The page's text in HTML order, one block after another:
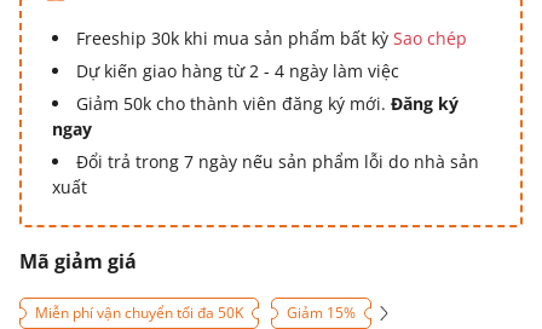
Freeship 30k khi mua sản phẩm bất kỳ Sao chép
Dự kiến giao hàng từ 2 - 4 ngày làm việc
Giảm 50k cho thành viên đăng ký mới. Đăng ký
ngay
Đổi trả trong 7 ngày nếu sản phẩm lỗi do nhà sản
xuất
Mã giảm giá
Miễn phí vận chuyển tối đa 50K Giảm 15%